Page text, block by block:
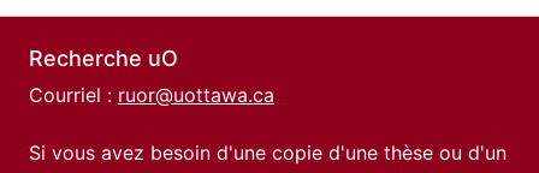
Recherche uO
Courriel : ruor@uottawa.ca
Si vous avez besoin d'une copie d'une thèse ou d'un